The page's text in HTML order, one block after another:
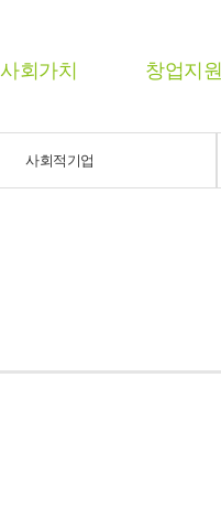
사회가치 창업지원
사회적기업